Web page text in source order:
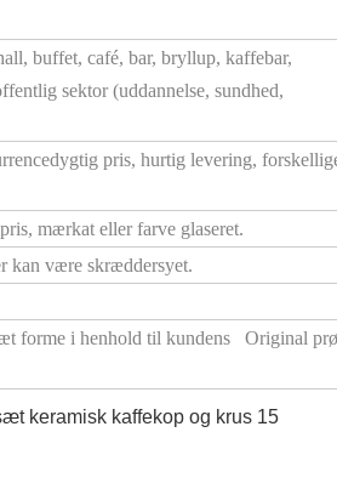
buffet, café, bar, bryllup, kaffebar,
sektor (uddannelse, sundhed,
pris, hurtig levering,
mærkat eller farve glaseret.
kan være skræddersyet.
forme i henhold til kundens Original